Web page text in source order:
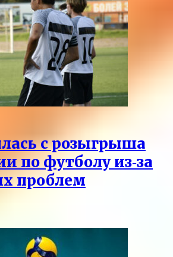
с розыгрыша
по футболу из‑за
проблем